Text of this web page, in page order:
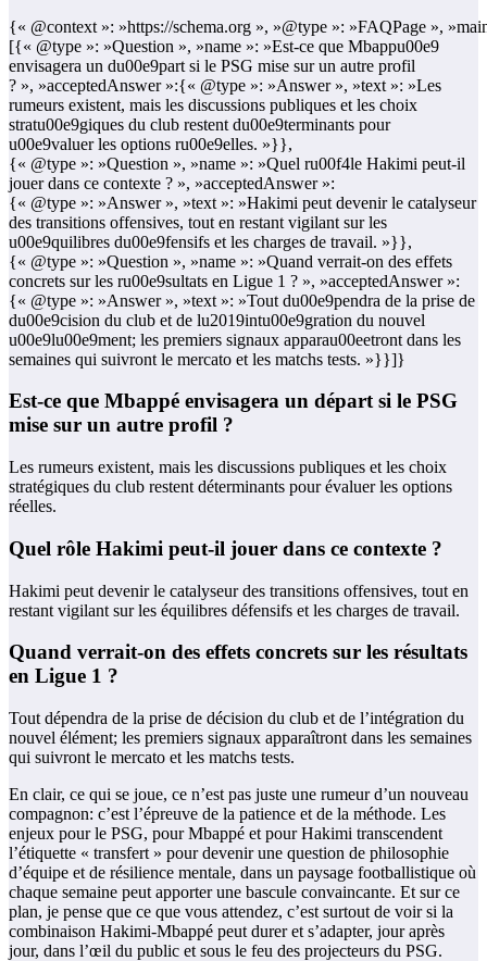
{« @context »: »https://schema.org », »@type »: »FAQPage »,
[{« @type »: »Question », »name »: »Est-ce que Mbappu00e9
envisagera un du00e9part si le PSG mise sur un autre profil
? », »acceptedAnswer »:{« @type »: »Answer », »text »: »Les
rumeurs existent, mais les discussions publiques et les choix
stratu00e9giques du club restent du00e9terminants pour
u00e9valuer les options ru00e9elles. »}},
{« @type »: »Question », »name »: »Quel ru00f4le Hakimi peut-il
jouer dans ce contexte ? », »acceptedAnswer »:
{« @type »: »Answer », »text »: »Hakimi peut devenir le catalyseur
des transitions offensives, tout en restant vigilant sur les
u00e9quilibres du00e9fensifs et les charges de travail. »}},
{« @type »: »Question », »name »: »Quand verrait-on des effets
concrets sur les ru00e9sultats en Ligue 1 ? », »acceptedAnswer »:
{« @type »: »Answer », »text »: »Tout du00e9pendra de la prise de
du00e9cision du club et de lu2019intu00e9gration du nouvel
u00e9lu00e9ment; les premiers signaux apparau00eetront dans les
semaines qui suivront le mercato et les matchs tests. »}}]}
Est-ce que Mbappé envisagera un départ si le PSG
mise sur un autre profil ?
Les rumeurs existent, mais les discussions publiques et les choix
stratégiques du club restent déterminants pour évaluer les options
réelles.
Quel rôle Hakimi peut-il jouer dans ce contexte ?
Hakimi peut devenir le catalyseur des transitions offensives, tout en
restant vigilant sur les équilibres défensifs et les charges de travail.
Quand verrait-on des effets concrets sur les résultats
en Ligue 1 ?
Tout dépendra de la prise de décision du club et de l’intégration du
nouvel élément; les premiers signaux apparaîtront dans les semaines
qui suivront le mercato et les matchs tests.
En clair, ce qui se joue, ce n’est pas juste une rumeur d’un nouveau
compagnon: c’est l’épreuve de la patience et de la méthode. Les
enjeux pour le PSG, pour Mbappé et pour Hakimi transcendent
l’étiquette « transfert » pour devenir une question de philosophie
d’équipe et de résilience mentale, dans un paysage footballistique où
chaque semaine peut apporter une bascule convaincante. Et sur ce
plan, je pense que ce que vous attendez, c’est surtout de voir si la
combinaison Hakimi-Mbappé peut durer et s’adapter, jour après
jour, dans l’œil du public et sous le feu des projecteurs du PSG.